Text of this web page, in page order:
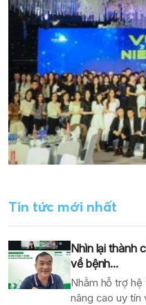
Tin tức mới nhất
Nhìn lại thành
về bệnh...
Nhằm hỗ trợ
nâng cao uy tín